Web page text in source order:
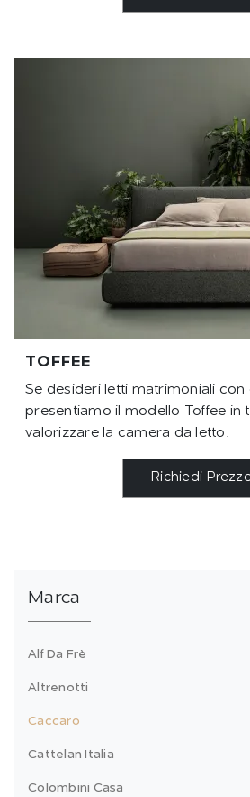
TOFFEE
Se desideri letti matrimoniali con
presentiamo il modello Toffee in
valorizzare la camera da letto.
Richiedi
Marca
Alf Da Frè
Altrenotti
Caccaro
Cattelan Italia
Colombini Casa